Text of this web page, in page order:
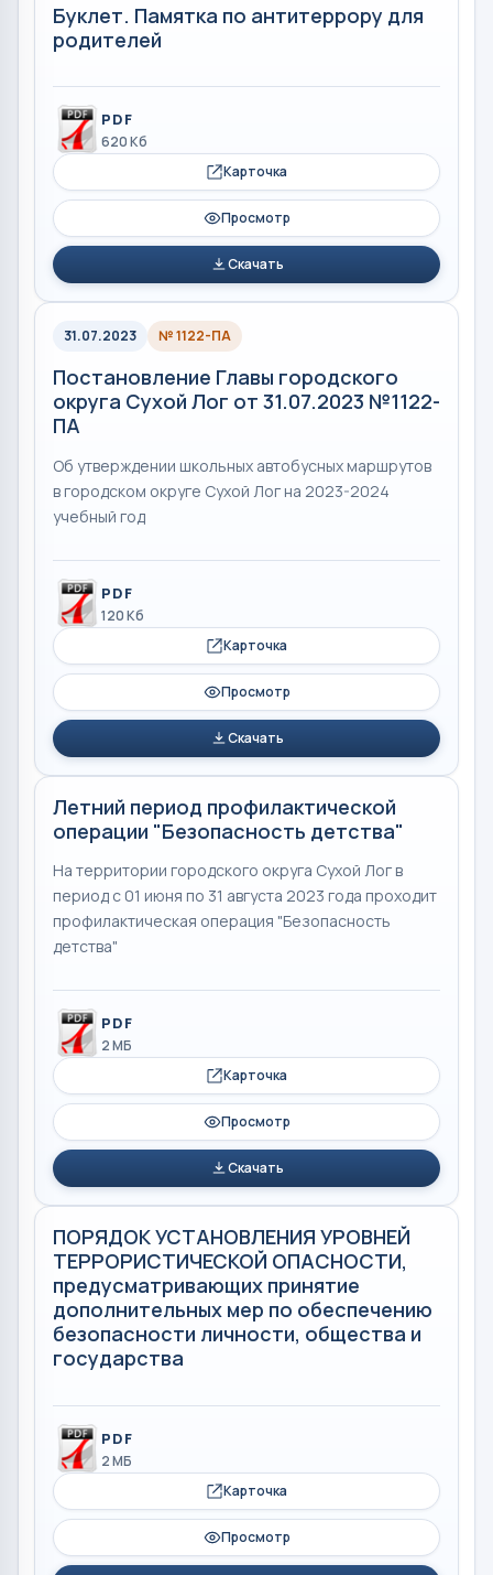
Буклет. Памятка по антитеррору для
родителей
PDF
620 Кб
Карточка
Просмотр
Скачать
31.07.2023 № 1122-ПА
Постановление Главы городского
округа Сухой Лог от 31.07.2023 №1122-
ПА
Об утверждении школьных автобусных маршрутов
в городском округе Сухой Лог на 2023-2024
учебный год
PDF
120 Кб
Карточка
Просмотр
Скачать
Летний период профилактической
операции "Безопасность детства"
На территории городского округа Сухой Лог в
период с 01 июня по 31 августа 2023 года проходит
профилактическая операция "Безопасность
детства"
PDF
2 МБ
Карточка
Просмотр
Скачать
ПОРЯДОК УСТАНОВЛЕНИЯ УРОВНЕЙ
ТЕРРОРИСТИЧЕСКОЙ ОПАСНОСТИ,
предусматривающих принятие
дополнительных мер по обеспечению
безопасности личности, общества и
государства
PDF
2 МБ
Карточка
Просмотр